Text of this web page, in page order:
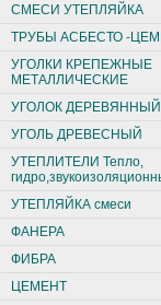
СМЕСИ УТЕПЛЯЙКА
ТРУБЫ АСБЕСТО -
УГОЛКИ КРЕПЕЖНЫЕ
МЕТАЛЛИЧЕСКИЕ
УГОЛОК ДЕРЕВЯННЫЙ
УГОЛЬ ДРЕВЕСНЫЙ
УТЕПЛИТЕЛИ Тепло,
УТЕПЛЯЙКА смеси
ФАНЕРА
ФИБРА
ЦЕМЕНТ